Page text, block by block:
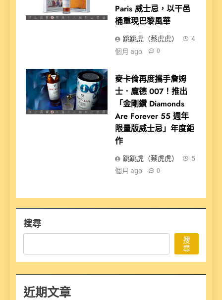
Paris 威士忌，以干邑
桶重現巴黎風華
跳跳虎（蔡虎虎）
4
個月 ago
0
麥卡倫再度攜手詹姆
士．龐德 007！推出
「金剛鑽 Diamonds
Are Forever 55 週年
限量版威士忌」年度鉅
作
跳跳虎（蔡虎虎）
5
個月 ago
0
搜尋
搜
尋
近期文章